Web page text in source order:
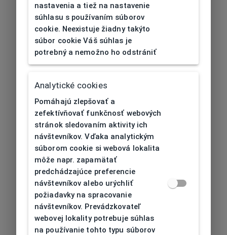
404| Nenájdené
nastavenia a tiež na nastavenie
súhlasu s používaním súborov
cookie. Neexistuje žiadny takýto
súbor cookie Váš súhlas je
potrebný a nemožno ho odstrániť
Analytické cookies
Pomáhajú zlepšovať a
zefektívňovať funkčnosť webových
stránok sledovaním aktivity ich
návštevníkov. Vďaka analytickým
súborom cookie si webová lokalita
môže napr. zapamätať
predchádzajúce preferencie
návštevníkov alebo urýchliť
požiadavky na spracovanie
návštevníkov. Prevádzkovateľ
webovej lokality potrebuje súhlas
na používanie tohto typu súborov